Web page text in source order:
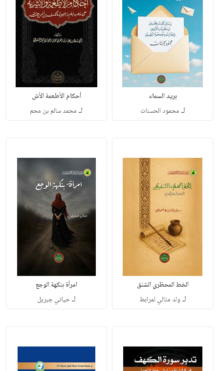
بريد السماء
لـ محمود الحسنات
أحكام الأطعمة الأش
لـ محمد سالم بن محم
الخط المحظري الشنق
لـ ولد متالي لمرابط
امرأة بنكهة الوجع
لـحياتي جبريل